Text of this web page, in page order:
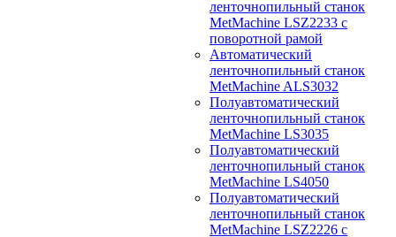
ленточнопильный станок
MetMachine LSZ2233 с
поворотной рамой
Автоматический
ленточнопильный станок
MetMachine ALS3032
Полуавтоматический
ленточнопильный станок
MetMachine LS3035
Полуавтоматический
ленточнопильный станок
MetMachine LS4050
Полуавтоматический
ленточнопильный станок
MetMachine LSZ2226 с